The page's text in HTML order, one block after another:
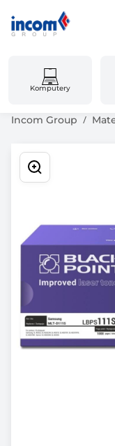
Komputery
Incom Group